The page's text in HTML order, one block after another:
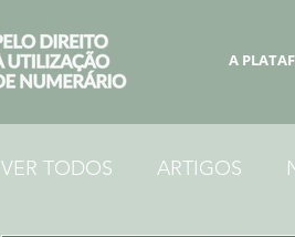
A
VER TODOS ARTIGOS